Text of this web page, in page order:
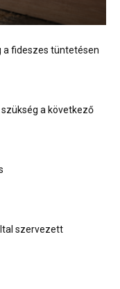
a fideszes tüntetésen
a következő
szervezett